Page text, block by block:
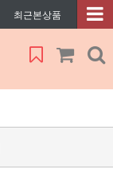
최근본상품